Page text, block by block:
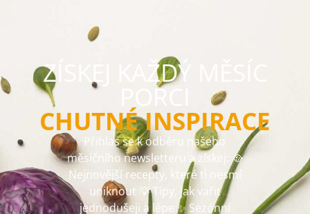
ZÍSKEJ KAŽDÝ MĚSÍC
PORCI
CHUTNÉ INSPIRACE
Přihlas se k odběru našeho
měsíčního newsletteru a získej: 🥘
Nejnovější recepty, které ti nesmí
uniknout 💡 Tipy, jak vařit
jednodušeji a lépe ✨ Sezónní